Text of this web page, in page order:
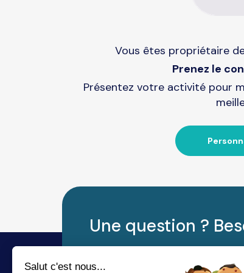
Vous êtes propriétaire
Prenez le
Présentez votre activité pour
Une question ?
Salut c'est nous...